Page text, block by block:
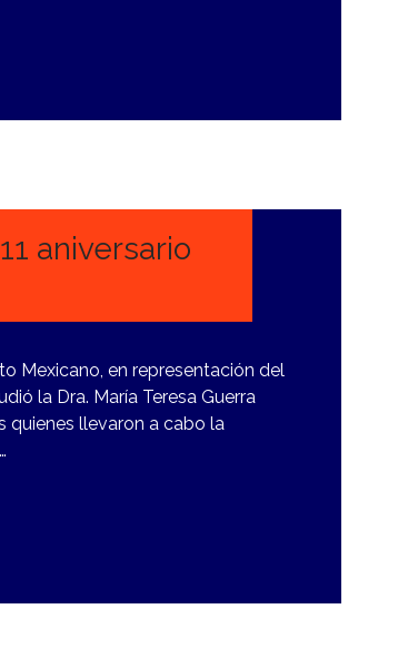
aniversario
Mexicano, en representación del
la Dra. María Teresa Guerra
quienes llevaron a cabo la